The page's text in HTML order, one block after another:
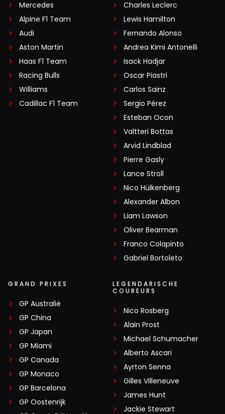
Mercedes
Alpine F1 Team
Audi
Aston Martin
Haas F1 Team
Racing Bulls
Williams
Cadillac F1 Team
Charles Leclerc
Lewis Hamilton
Fernando Alonso
Andrea Kimi Antonelli
Isack Hadjar
Oscar Piastri
Carlos Sainz
Sergio Pérez
Esteban Ocon
Valtteri Bottas
Arvid Lindblad
Pierre Gasly
Lance Stroll
Nico Hülkenberg
Alexander Albon
Liam Lawson
Oliver Bearman
Franco Colapinto
Gabriel Bortoleto
GRAND PRIXES
GP Australië
GP China
GP Japan
GP Miami
GP Canada
GP Monaco
GP Barcelona
GP Oostenrijk
LEGENDARISCHE
COUREURS
Nico Rosberg
Alain Prost
Michael Schumacher
Alberto Ascari
Ayrton Senna
Gilles Villeneuve
James Hunt
Jackie Stewart